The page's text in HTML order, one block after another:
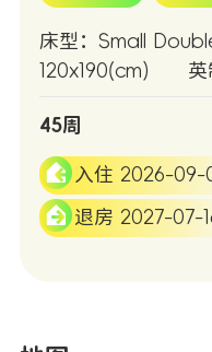
床型：Small
120x190(cm)
英
45周
入住 2026-09-
退房 2027-07-